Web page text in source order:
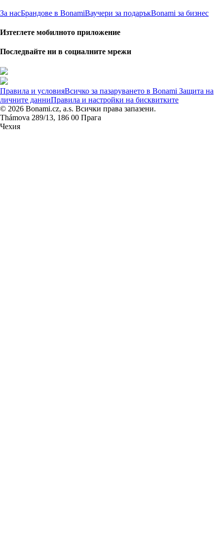
За насБрандове в BonamiВаучери за подаръкBonami за бизнес
Изтеглете мобилното приложение
Последвайте ни в социалните мрежи
Правила и условияВсичко за пазаруването в Bonami Защита на
личните данниПравила и настройки на бисквитките
© 2026 Bonami.cz, a.s. Всички права запазени.
Thámova 289/13, 186 00 Прага
Чехия